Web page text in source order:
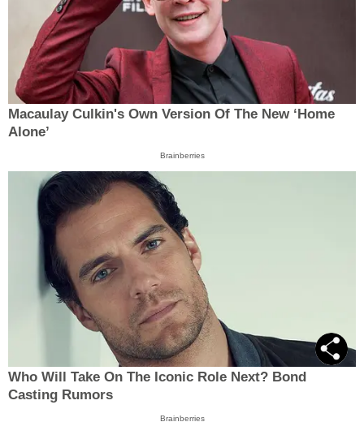
Macaulay Culkin's Own Version Of The New ‘Home
Alone’
Brainberries
Who Will Take On The Iconic Role Next? Bond
Casting Rumors
Brainberries